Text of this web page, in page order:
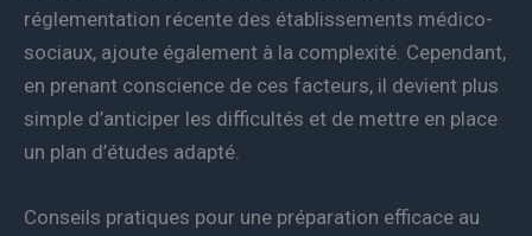
réglementation récente des établissements médico-
sociaux, ajoute également à la complexité. Cependant,
en prenant conscience de ces facteurs, il devient plus
simple d’anticiper les difficultés et de mettre en place
un plan d’études adapté.
Conseils pratiques pour une préparation efficace au